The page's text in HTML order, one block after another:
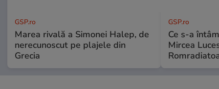
GSP.ro
Marea rivală a Simonei Halep, de
nerecunoscut pe plajele din
Grecia
GSP.ro
Ce s-a
Mircea